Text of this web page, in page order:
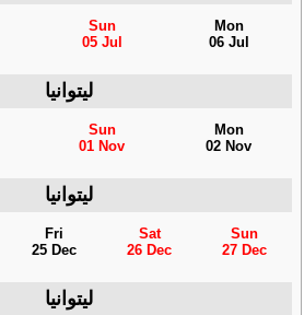
Sun
05 Jul
Mon
06 Jul
ليتوانيا
Sun
01 Nov
Mon
02 Nov
ليتوانيا
Fri
25 Dec
Sat
26 Dec
Sun
27 Dec
ليتوانيا